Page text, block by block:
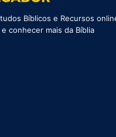
Bíblicos e Recursos
conhecer mais da Bíblia